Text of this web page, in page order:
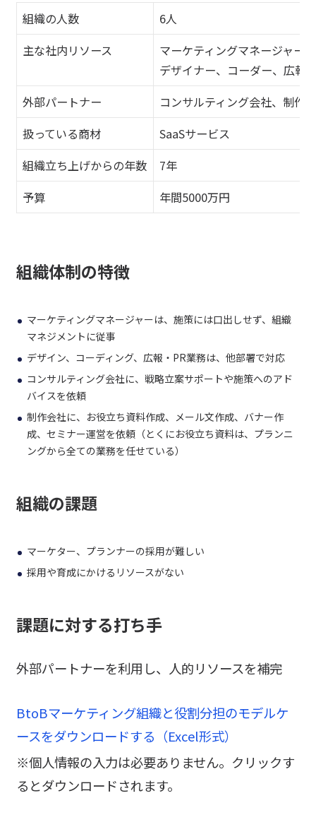
組織の人数
6人
主な社内リソース
マーケティングマネージャー
デザイナー、コーダー、広報
外部パートナー
コンサルティング会社、制作
扱っている商材
SaaSサービス
組織立ち上げからの年数
7年
予算
年間5000万円
組織体制の特徴
マーケティングマネージャーは、施策には口出しせず、組織
マネジメントに従事
デザイン、コーディング、広報・PR業務は、他部署で対応
コンサルティング会社に、戦略立案サポートや施策へのアド
バイスを依頼
制作会社に、お役立ち資料作成、メール文作成、バナー作
成、セミナー運営を依頼（とくにお役立ち資料は、プランニ
ングから全ての業務を任せている）
組織の課題
マーケター、プランナーの採用が難しい
採用や育成にかけるリソースがない
課題に対する打ち手
外部パートナーを利用し、人的リソースを補完
BtoBマーケティング組織と役割分担のモデルケ
ースをダウンロードする（Excel形式）
※個人情報の入力は必要ありません。クリックす
るとダウンロードされます。